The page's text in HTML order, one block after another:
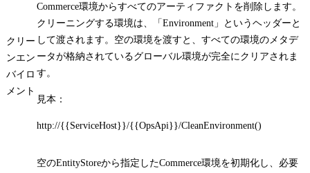
クリー
ンエン
バイロ
メント
Commerce環境からすべてのアーティファクトを削除します。
クリーニングする環境は、「Environment」というヘッダーと
して渡されます。空の環境を渡すと、すべての環境のメタデ
ータが格納されているグローバル環境が完全にクリアされま
す。
見本：
http://{{ServiceHost}}/{{OpsApi}}/CleanEnvironment()
空のEntityStoreから指定したCommerce環境を初期化し、必要